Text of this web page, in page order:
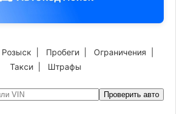
Розыск Пробеги Ограничения
Такси| Штрафы
Проверить авто